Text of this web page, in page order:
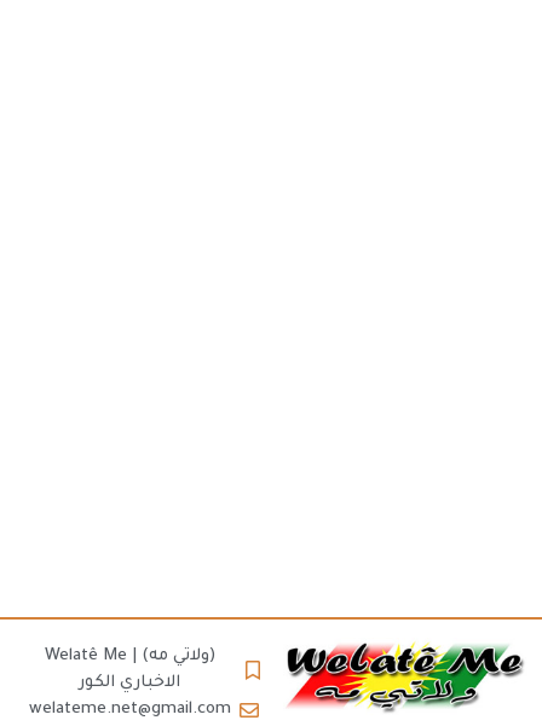
(ولاتي مه) | Welatê Me
الاخباري الكور
welateme.net@gmail.com